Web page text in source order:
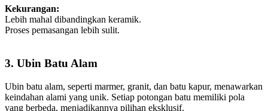
Kekurangan:
Lebih mahal dibandingkan keramik.
Proses pemasangan lebih sulit.
3. Ubin Batu Alam
Ubin batu alam, seperti marmer, granit, dan batu kapur, menawarkan
keindahan alami yang unik. Setiap potongan batu memiliki pola
yang berbeda, menjadikannya pilihan eksklusif.